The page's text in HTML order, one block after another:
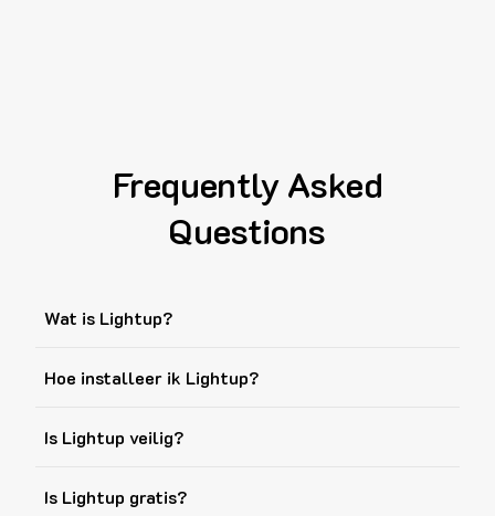
Frequently Asked
Questions
Wat is Lightup?
Hoe installeer ik Lightup?
Is Lightup veilig?
Is Lightup gratis?